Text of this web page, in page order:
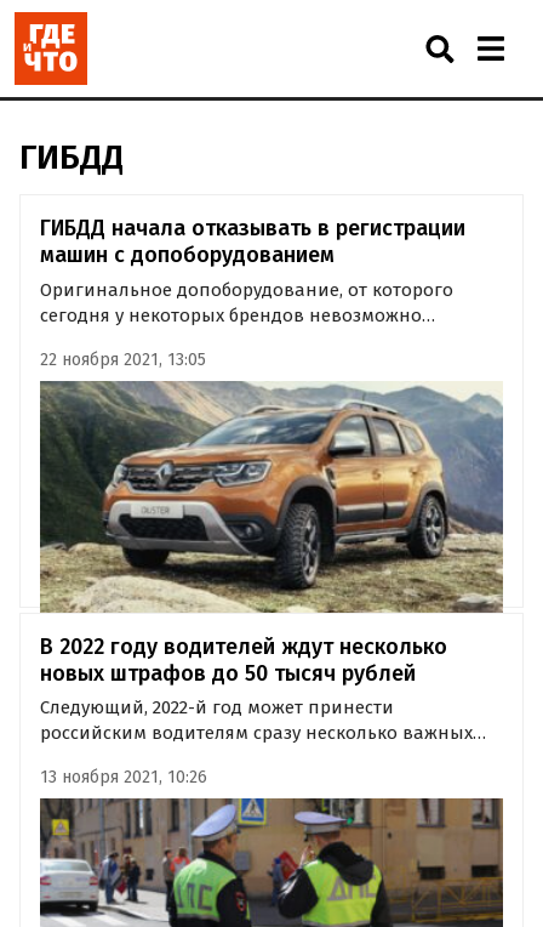
ГИБДД
ГИБДД начала отказывать в регистрации
машин с допоборудованием
Оригинальное допоборудование, от которого
сегодня у некоторых брендов невозможно
– прим.), все чаще становится поводом для отказа
в регистрации автомобилей в ГИБДД.
22 ноября 2021, 13:05
В 2022 году водителей ждут несколько
новых штрафов до 50 тысяч рублей
Следующий, 2022-й год может принести
российским водителям сразу несколько важных
отражены в обновленном Кодексе об
административных правонарушениях (КоАП),
который предлагает Минюст.
13 ноября 2021, 10:26